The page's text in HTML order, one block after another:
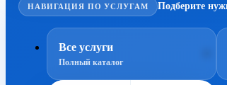
НАВИГАЦИЯ ПО УСЛУГАМ Подберите
Все услуги
Полный каталог